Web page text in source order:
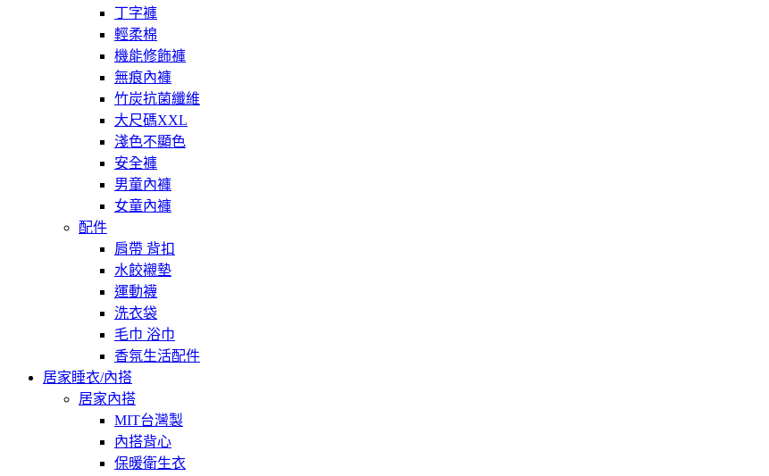
丁字褲
輕柔棉
機能修飾褲
無痕內褲
竹炭抗菌纖維
大尺碼XXL
淺色不顯色
安全褲
男童內褲
女童內褲
配件
肩帶 背扣
水餃襯墊
運動襪
洗衣袋
毛巾 浴巾
香氛生活配件
居家睡衣/內搭
居家內搭
MIT台灣製
內搭背心
保暖衛生衣